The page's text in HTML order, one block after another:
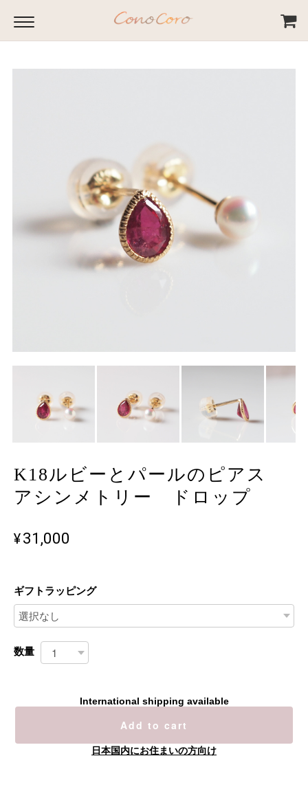
K18ルビーとパールのピアス
アシンメトリー ドロップ
¥31,000
ギフトラッピング
数量
International shipping available
Add to cart
日本国内にお住まいの方向け